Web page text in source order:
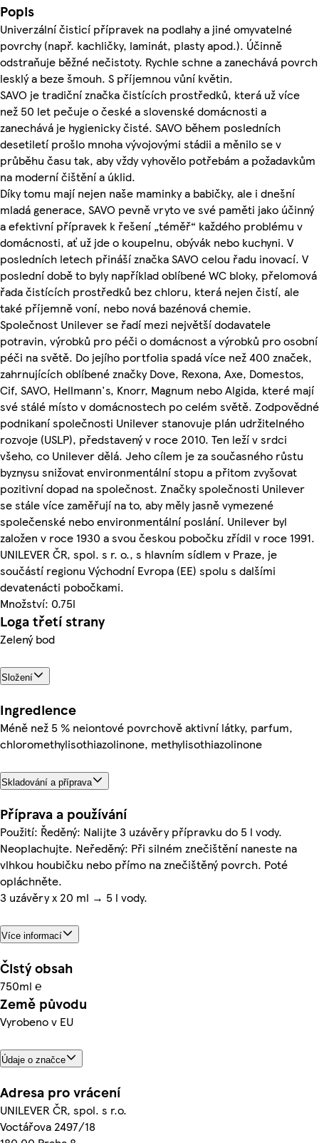
Popis
Univerzální čisticí přípravek na podlahy a jiné omyvatelné
povrchy (např. kachličky, laminát, plasty apod.). Účinně
odstraňuje běžné nečistoty. Rychle schne a zanechává povrch
lesklý a beze šmouh. S příjemnou vůní květin.
SAVO je tradiční značka čistících prostředků, která už více
než 50 let pečuje o české a slovenské domácnosti a
zanechává je hygienicky čisté. SAVO během posledních
desetiletí prošlo mnoha vývojovými stádii a měnilo se v
průběhu času tak, aby vždy vyhovělo potřebám a požadavkům
na moderní čištění a úklid.
Díky tomu mají nejen naše maminky a babičky, ale i dnešní
mladá generace, SAVO pevně vryto ve své paměti jako účinný
a efektivní přípravek k řešení „téměř“ každého problému v
domácnosti, ať už jde o koupelnu, obývák nebo kuchyni. V
posledních letech přináší značka SAVO celou řadu inovací. V
poslední době to byly například oblíbené WC bloky, přelomová
řada čistících prostředků bez chloru, která nejen čistí, ale
také příjemně voní, nebo nová bazénová chemie.
Společnost Unilever se řadí mezi největší dodavatele
potravin, výrobků pro péči o domácnost a výrobků pro osobní
péči na světě. Do jejího portfolia spadá více než 400 značek,
zahrnujících oblíbené značky Dove, Rexona, Axe, Domestos,
Cif, SAVO, Hellmann's, Knorr, Magnum nebo Algida, které mají
své stálé místo v domácnostech po celém světě. Zodpovědné
podnikaní společnosti Unilever stanovuje plán udržitelného
rozvoje (USLP), představený v roce 2010. Ten leží v srdci
všeho, co Unilever dělá. Jeho cílem je za současného růstu
byznysu snižovat environmentální stopu a přitom zvyšovat
pozitivní dopad na společnost. Značky společnosti Unilever
se stále více zaměřují na to, aby měly jasně vymezené
společenské nebo environmentální poslání. Unilever byl
založen v roce 1930 a svou českou pobočku zřídil v roce 1991.
UNILEVER ČR, spol. s r. o., s hlavním sídlem v Praze, je
součástí regionu Východní Evropa (EE) spolu s dalšími
devatenácti pobočkami.
Množství: 0.75l
Loga třetí strany
Zelený bod
Složení
Ingredience
Méně než 5 % neiontové povrchově aktivní látky, parfum,
chloromethylisothiazolinone, methylisothiazolinone
Skladování a příprava
Příprava a používání
Použití: Ředěný: Nalijte 3 uzávěry přípravku do 5 l vody.
Neoplachujte. Neředěný: Při silném znečištění naneste na
vlhkou houbičku nebo přímo na znečištěný povrch. Poté
opláchněte.
3 uzávěry x 20 ml → 5 l vody.
Více informací
Čistý obsah
750ml ℮
Země původu
Vyrobeno v EU
Údaje o značce
Adresa pro vrácení
UNILEVER ČR, spol. s r.o.
Voctářova 2497/18